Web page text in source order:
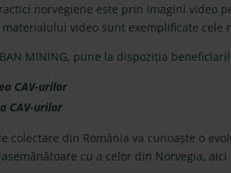
norvegiene este prin imagini video
video sunt exemplificate
MINING, pune la dispoziția
CAV-urilor
CAV-urilor
colectare din România va cunoaște o
cu a celor din Norvegia, aici